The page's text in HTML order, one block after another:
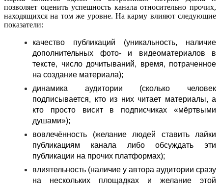
позволяет оценить успешность канала относительно прочих,
находящихся на том же уровне. На карму влияют следующие
показатели:
качество публикаций (уникальность, наличие
дополнительных фото- и видеоматериалов в
тексте, число дочитываний, время, потраченное
на создание материала);
динамика аудитории (сколько человек
подписывается, кто из них читает материалы, а
кто просто висит в подписчиках «мёртвыми
душами»);
вовлечённость (желание людей ставить лайки
публикациям канала либо обсуждать эти
публикации на прочих платформах);
влиятельность (наличие у автора аудитории сразу
на нескольких площадках и желание этой